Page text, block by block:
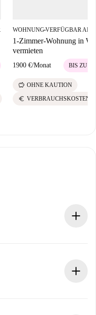
WOHNUNG■VERFÜGBAR AB
1-Zimmer-Wohnung in
vermieten
1900 €/Monat BIS ZU 5
savings OHNE KAUTION
euro VERBRAUCHSKOSTEN
im Voraus.